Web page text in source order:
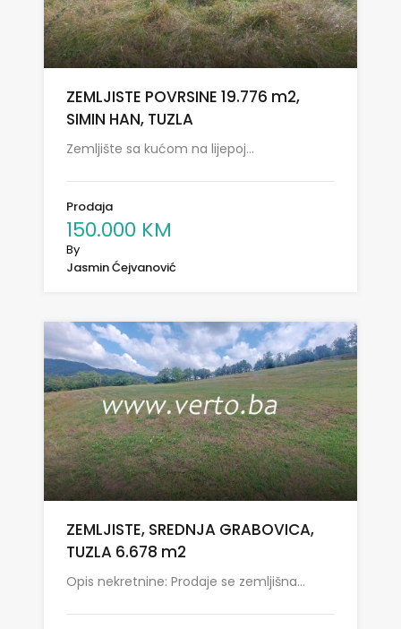
ZEMLJISTE POVRSINE 19.776 m2,
SIMIN HAN, TUZLA
Zemljište sa kućom na lijepoj…
Prodaja
150.000 KM
By
Jasmin Ćejvanović
ZEMLJISTE, SREDNJA GRABOVICA,
TUZLA 6.678 m2
Opis nekretnine: Prodaje se zemljišna…